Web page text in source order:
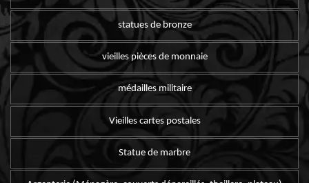
statues de bronze
vieilles pièces de monnaie
médailles militaire
Vieilles cartes postales
Statue de marbre